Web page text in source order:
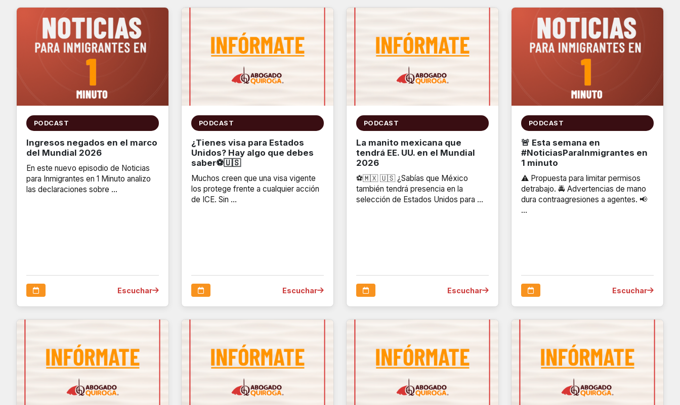
PODCAST
Ingresos negados en el marco
del Mundial 2026
En este nuevo episodio de Noticias
para Inmigrantes en 1 Minuto analizo
las declaraciones sobre …
Escuchar
PODCAST
¿Tienes visa para Estados
Unidos? Hay algo que debes
saber⚽🇺🇸
Muchos creen que una visa vigente
los protege frente a cualquier acción
de ICE. Sin …
Escuchar
PODCAST
La manito mexicana que
tendrá EE. UU. en el Mundial
2026
⚽🇲🇽 🇺🇸 ¿Sabías que México
también tendrá presencia en la
selección de Estados Unidos para …
Escuchar
PODCAST
🚨 Esta semana en
#NoticiasParaInmigrantes en
1 minuto
⚠️ Propuesta para limitar permisos
detrabajo. 🚔 Advertencias de mano
dura contraagresiones a agentes. 📢
…
Escuchar